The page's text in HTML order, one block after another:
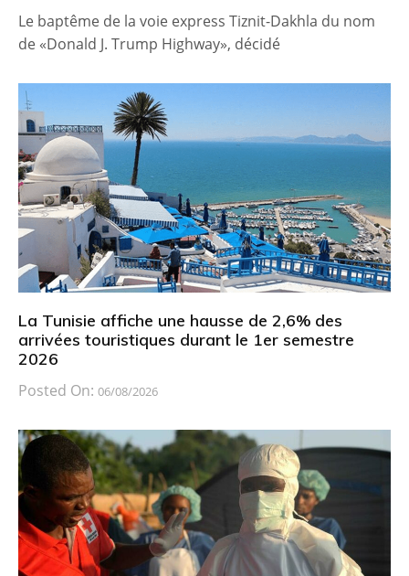
Le baptême de la voie express Tiznit-Dakhla du nom
de «Donald J. Trump Highway», décidé
La Tunisie affiche une hausse de 2,6% des
arrivées touristiques durant le 1er semestre
2026
Posted On: 06/08/2026